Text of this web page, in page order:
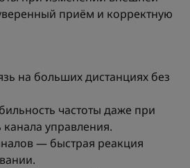
приём и корректную
на больших дистанциях без
частоты даже при
управления.
— быстрая реакция